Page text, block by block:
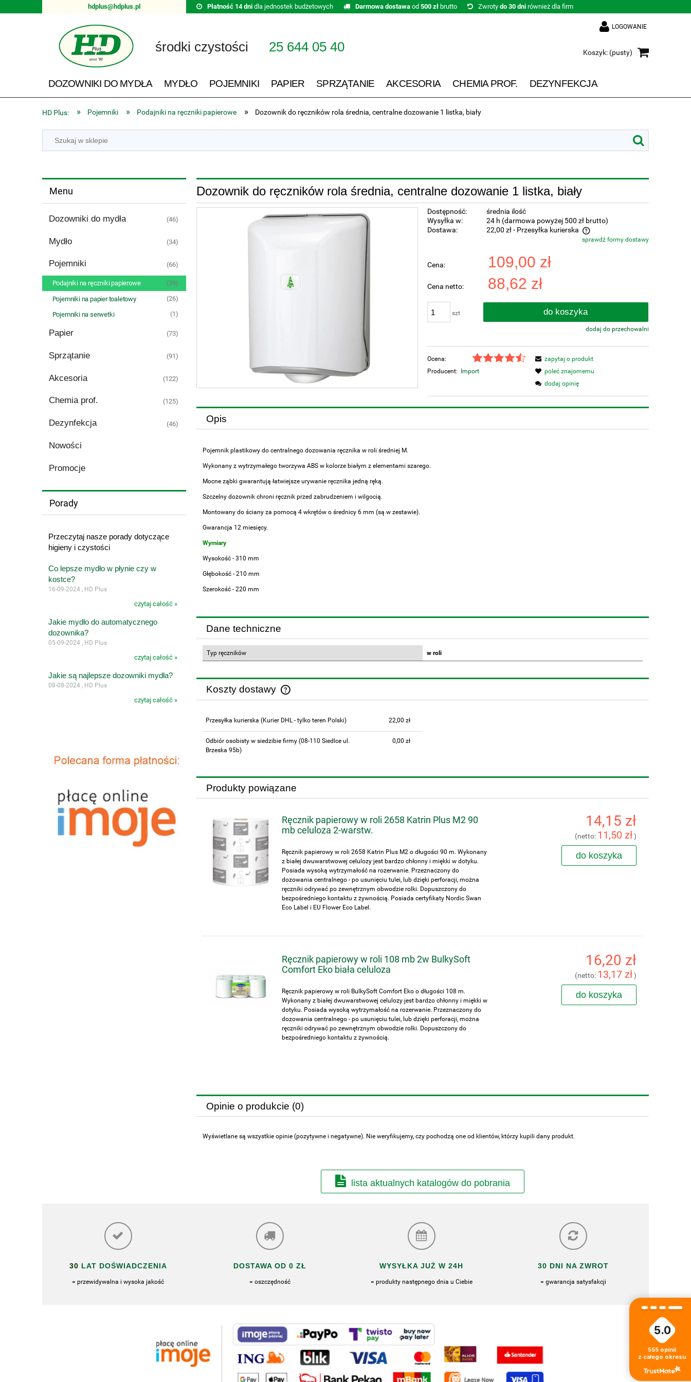
hdplus@hdplus.pl Płatność 14 dni dla jednostek budżetowych Darmowa dostawa od 500 zł brutto Zwroty do 30 dni również dla firm
LOGOWANIE
Koszyk: (pusty)
środki czystości 25 644 05 40
DOZOWNIKI DO MYDŁA MYDŁO POJEMNIKI PAPIER SPRZĄTANIE AKCESORIA CHEMIA PROF. DEZYNFEKCJA
HD Plus: » Pojemniki » Podajniki na ręczniki papierowe » Dozownik do ręczników rola średnia, centralne dozowanie 1 listka, biały
Menu
Dozowniki do mydła (46)
Mydło (34)
Pojemniki (66)
Podajniki na ręczniki papierowe (39)
Pojemniki na papier toaletowy (26)
Pojemniki na serwetki (1)
Papier (73)
Sprzątanie (91)
Akcesoria (122)
Chemia prof. (125)
Dezynfekcja (46)
Nowości
Promocje
Porady
Przeczytaj nasze porady dotyczące
higieny i czystości
Co lepsze mydło w płynie czy w
kostce?
16-09-2024 , HD Plus
czytaj całość »
Jakie mydło do automatycznego
dozownika?
05-09-2024 , HD Plus
czytaj całość »
Jakie są najlepsze dozowniki mydła?
08-08-2024 , HD Plus
czytaj całość »
Dozownik do ręczników rola średnia, centralne dozowanie 1 listka, biały
Dostępność:
średnia ilość
Wysyłka w:
24 h (darmowa powyżej 500 zł brutto)
Dostawa:
22,00 zł- Przesyłka kurierska
sprawdź formy dostawy
Cena: 109,00 zł
Cena netto: 88,62 zł
szt do koszyka
dodaj do przechowalni
Ocena:
Producent:
Import
zapytaj o produkt
poleć znajomemu
dodaj opinię
Opis
Pojemnik plastikowy do centralnego dozowania ręcznika w roli średniej M.
Wykonany z wytrzymałego tworzywa ABS w kolorze białym z elementami szarego.
Mocne ząbki gwarantują łatwiejsze urywanie ręcznika jedną ręką.
Szczelny dozownik chroni ręcznik przed zabrudzeniem i wilgocią.
Montowany do ściany za pomocą 4 wkrętów o średnicy 6 mm (są w zestawie).
Gwarancja 12 miesięcy.
Wymiary
Wysokość - 310 mm
Głębokość - 210 mm
Szerokość - 220 mm
Dane techniczne
Typ ręczników w roli
Koszty dostawy
płatności
Przesyłka kurierska (Kurier DHL - tylko teren Polski) 22,00 zł
Odbiór osobisty w siedzibie firmy (08-110 Siedlce ul.
Brzeska 95b)
0,00 zł
Produkty powiązane
Ręcznik papierowy w roli 2658 Katrin Plus M2 90
mb celuloza 2-warstw.
Ręcznik papierowy w roli 2658 Katrin Plus M2 o długości 90 m. Wykonany
z białej dwuwarstwowej celulozy jest bardzo chłonny i miękki w dotyku.
Posiada wysoką wytrzymałość na rozerwanie. Przeznaczony do
dozowania centralnego - po usunięciu tulei, lub dzięki perforacji, można
ręczniki odrywać po zewnętrznym obwodzie rolki. Dopuszczony do
bezpośredniego kontaktu z żywnością. Posiada certyfikaty Nordic Swan
Eco Label i EU Flower Eco Label.
14,15 zł
(netto: 11,50 zł)
do koszyka
Ręcznik papierowy w roli 108 mb 2w BulkySoft
Comfort Eko biała celuloza
Ręcznik papierowy w roli BulkySoft Comfort Eko o długości 108 m.
Wykonany z białej dwuwarstwowej celulozy jest bardzo chłonny i miękki w
dotyku. Posiada wysoką wytrzymałość na rozerwanie. Przeznaczony do
dozowania centralnego - po usunięciu tulei, lub dzięki perforacji, można
ręczniki odrywać po zewnętrznym obwodzie rolki. Dopuszczony do
bezpośredniego kontaktu z żywnością.
16,20 zł
(netto: 13,17 zł)
do koszyka
Opinie o produkcie (0)
Wyświetlane są wszystkie opinie (pozytywne i negatywne). Nie weryfikujemy, czy pochodzą one od klientów, którzy kupili dany produkt.
lista aktualnych katalogów do pobrania
30 LAT DOŚWIADCZENIA
= przewidywalna i wysoka jakość
DOSTAWA OD 0 ZŁ
= oszczędność
WYSYŁKA JUŻ W 24H
= produkty następnego dnia u Ciebie
30 DNI NA ZWROT
= gwarancja satysfakcji
5.0
555 opinii
z całego okresu